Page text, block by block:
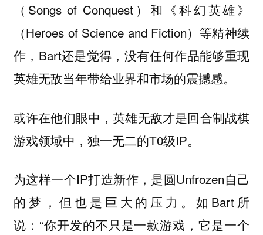
（Songs of Conquest）和《科幻英雄》
（Heroes of Science and Fiction）等精神续
作，Bart还是觉得，没有任何作品能够重现
英雄无敌当年带给业界和市场的震撼感。
或许在他们眼中，英雄无敌才是回合制战棋
游戏领域中，独一无二的T0级IP。
为这样一个IP打造新作，是圆Unfrozen自己
的梦，但也是巨大的压力。如Bart所
说：“你开发的不只是一款游戏，它是一个